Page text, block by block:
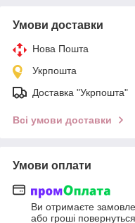
Умови доставки
Нова Пошта
Укрпошта
Доставка "Укрпошта"
Всі умови доставки
Умови оплати
Ви отримаєте
або гроші